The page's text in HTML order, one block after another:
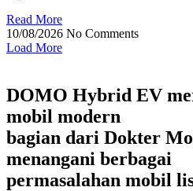
Read More
10/08/2026 No Comments
Load More
DOMO Hybrid EV
mobil modern
bagian dari Dokter
menangani berbagai
permasalahan mobil